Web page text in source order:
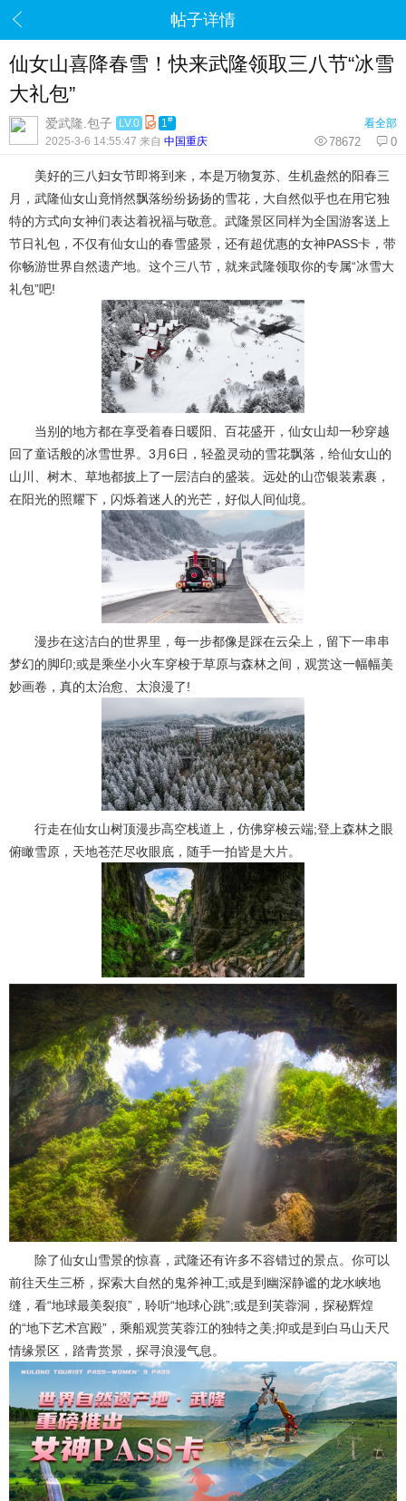
帖子详情
仙女山喜降春雪！快来武隆领取三八节“冰雪
大礼包”
爱武隆.包子 LV.0 1# 看全部
0
78672
2025-3-6 14:55:47 来自 中国重庆
美好的三八妇女节即将到来，本是万物复苏、生机盎然的阳春三
月，武隆仙女山竟悄然飘落纷纷扬扬的雪花，大自然似乎也在用它独
特的方式向女神们表达着祝福与敬意。武隆景区同样为全国游客送上
节日礼包，不仅有仙女山的春雪盛景，还有超优惠的女神PASS卡，带
你畅游世界自然遗产地。这个三八节，就来武隆领取你的专属“冰雪大
礼包”吧!
当别的地方都在享受着春日暖阳、百花盛开，仙女山却一秒穿越
回了童话般的冰雪世界。3月6日，轻盈灵动的雪花飘落，给仙女山的
山川、树木、草地都披上了一层洁白的盛装。远处的山峦银装素裹，
在阳光的照耀下，闪烁着迷人的光芒，好似人间仙境。
漫步在这洁白的世界里，每一步都像是踩在云朵上，留下一串串
梦幻的脚印;或是乘坐小火车穿梭于草原与森林之间，观赏这一幅幅美
妙画卷，真的太治愈、太浪漫了!
行走在仙女山树顶漫步高空栈道上，仿佛穿梭云端;登上森林之眼
俯瞰雪原，天地苍茫尽收眼底，随手一拍皆是大片。
除了仙女山雪景的惊喜，武隆还有许多不容错过的景点。你可以
前往天生三桥，探索大自然的鬼斧神工;或是到幽深静谧的龙水峡地
缝，看“地球最美裂痕”，聆听“地球心跳”;或是到芙蓉洞，探秘辉煌
的“地下艺术宫殿”，乘船观赏芙蓉江的独特之美;抑或是到白马山天尺
情缘景区，踏青赏景，探寻浪漫气息。